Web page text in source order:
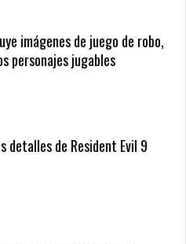
imágenes de juego de robo,
personajes jugables
detalles de Resident Evil 9